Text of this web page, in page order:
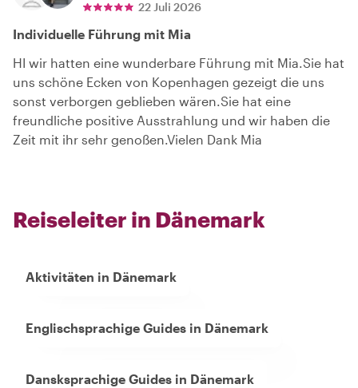
22 Juli 2026
Individuelle Führung mit Mia
HI wir hatten eine wunderbare Führung mit Mia.Sie hat
uns schöne Ecken von Kopenhagen gezeigt die uns
sonst verborgen geblieben wären.Sie hat eine
freundliche positive Ausstrahlung und wir haben die
Zeit mit ihr sehr genoßen.Vielen Dank Mia
Reiseleiter in Dänemark
Aktivitäten in Dänemark
Englischsprachige Guides in Dänemark
Dansksprachige Guides in Dänemark